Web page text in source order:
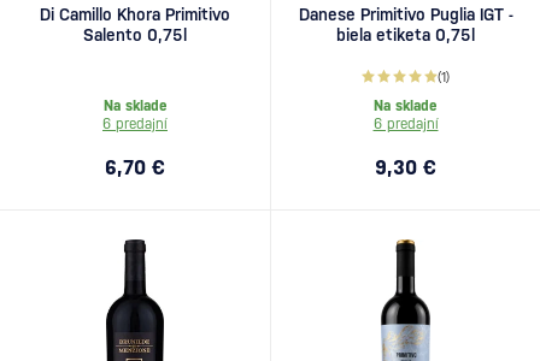
Di Camillo Khora Primitivo
Salento 0,75l
Na sklade
6 predajní
6,70 €
Danese Primitivo Puglia IGT -
biela etiketa 0,75l
(1)
Na sklade
6 predajní
9,30 €